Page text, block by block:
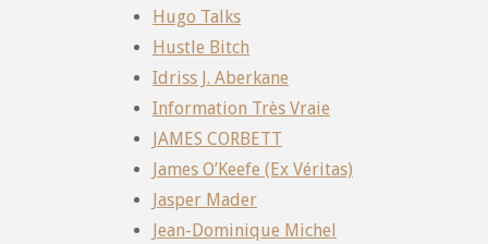
Hugo Talks
Hustle Bitch
Idriss J. Aberkane
Information Très Vraie
JAMES CORBETT
James O’Keefe (Ex Véritas)
Jasper Mader
Jean-Dominique Michel